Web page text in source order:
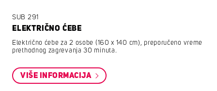
SUB 291
ELEKTRIČNO ĆEBE
Električno ćebe za 2 osobe (160 x 140 cm), preporučeno vreme
prethodnog zagrevanja 30 minuta.
VIŠE INFORMACIJA